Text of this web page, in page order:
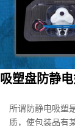
吸塑盘防静
所谓防静电吸塑
质，使包装品有